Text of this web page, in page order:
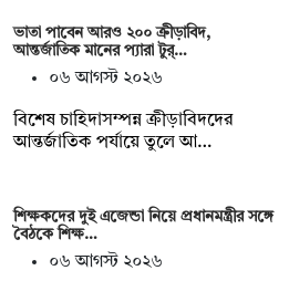
ভাতা পাবেন আরও ২০০ ক্রীড়াবিদ,
আন্তর্জাতিক মানের প্যারা টুর্…
০৬ আগস্ট ২০২৬
বিশেষ চাহিদাসম্পন্ন ক্রীড়াবিদদের
আন্তর্জাতিক পর্যায়ে তুলে আ…
শিক্ষকদের দুই এজেন্ডা নিয়ে প্রধানমন্ত্রীর সঙ্গে
বৈঠকে শিক্ষ…
০৬ আগস্ট ২০২৬